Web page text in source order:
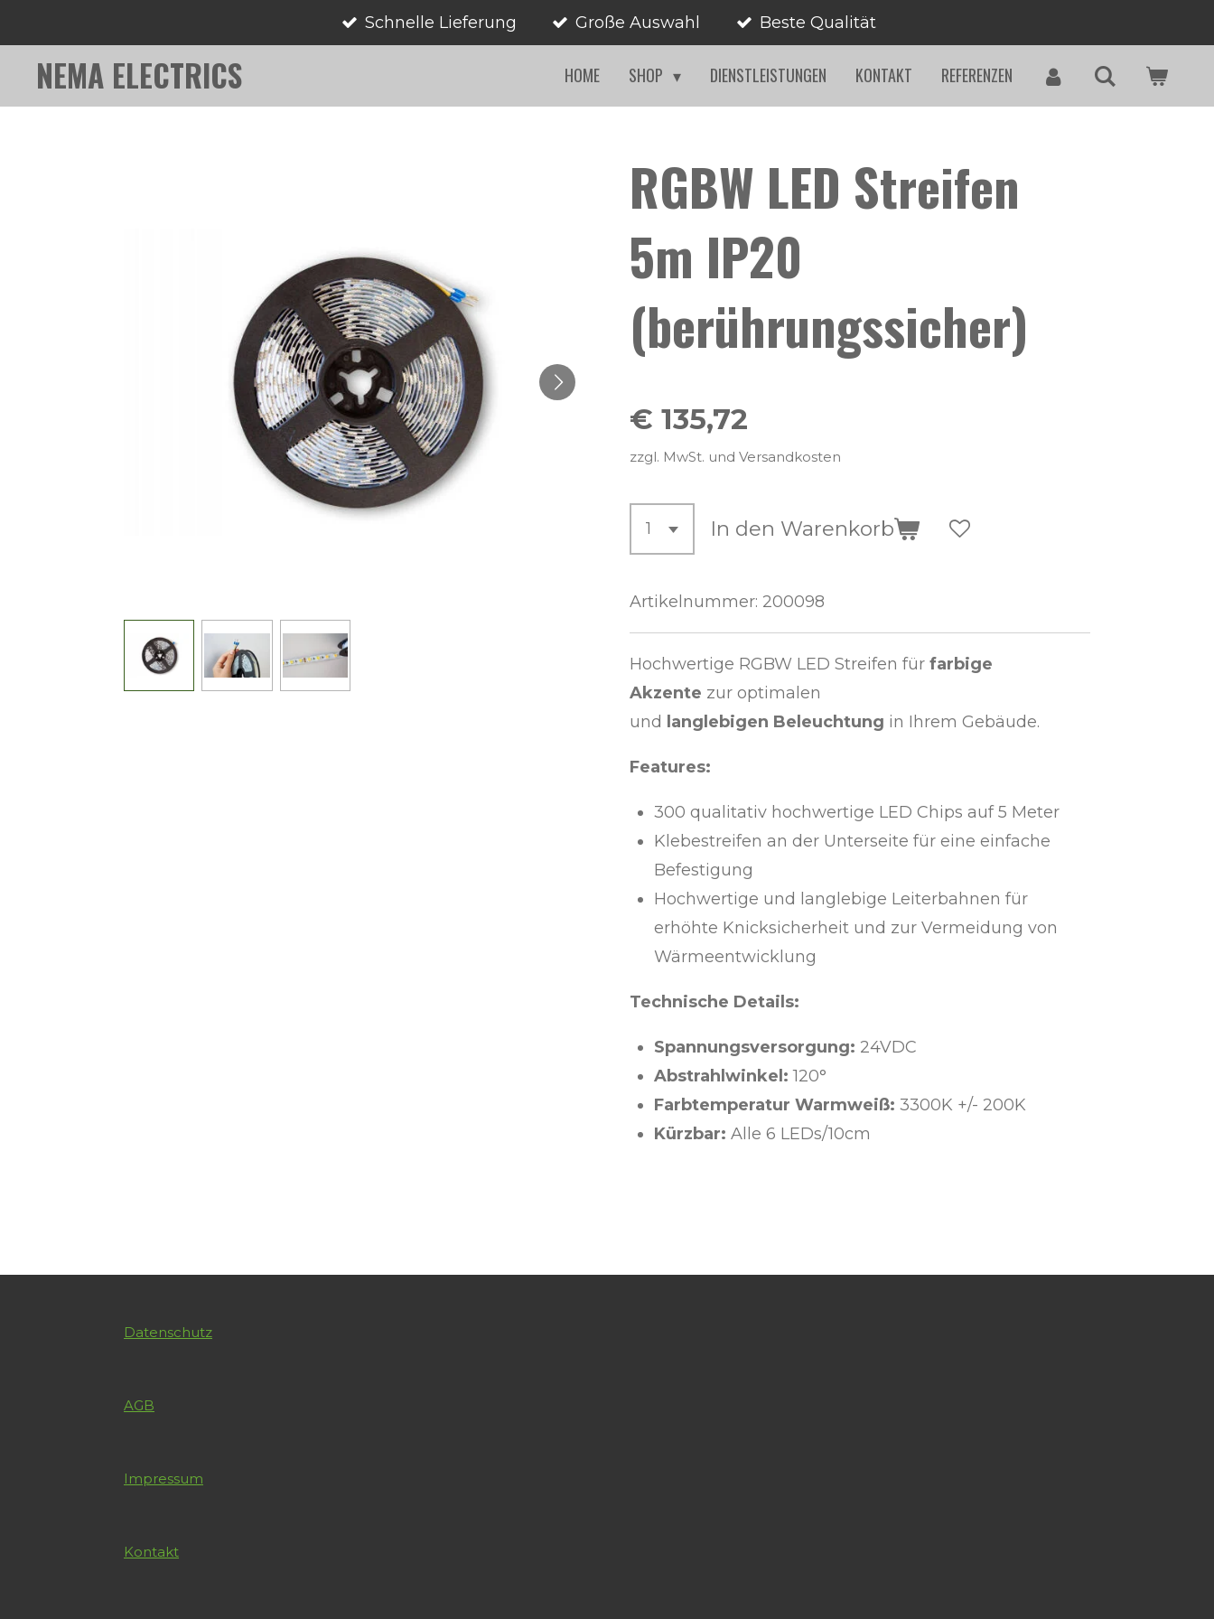
springen
Schnelle Lieferung Große Auswahl Beste Qualität
NEMA ELECTRICS HOME SHOP DIENSTLEISTUNGEN KONTAKT REFERENZEN
RGBW LED Streifen
5m IP20
(berührungssicher)
€ 135,72
zzgl. MwSt. und Versandkosten
In den Warenkorb
Artikelnummer: 200098
Hochwertige RGBW LED Streifen für farbige
Akzente zur optimalen
und langlebigen Beleuchtung in Ihrem Gebäude.
Features:
300 qualitativ hochwertige LED Chips auf 5 Meter
Klebestreifen an der Unterseite für eine einfache
Befestigung
Hochwertige und langlebige Leiterbahnen für
erhöhte Knicksicherheit und zur Vermeidung von
Wärmeentwicklung
Technische Details:
Spannungsversorgung: 24VDC
Abstrahlwinkel: 120°
Farbtemperatur Warmweiß: 3300K +/- 200K
Kürzbar: Alle 6 LEDs/10cm
Datenschutz
AGB
Impressum
Kontakt